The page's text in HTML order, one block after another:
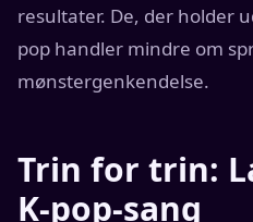
resultater. De, der holder
pop handler mindre om
mønstergenkendelse.
Trin for trin:
K-pop-sang